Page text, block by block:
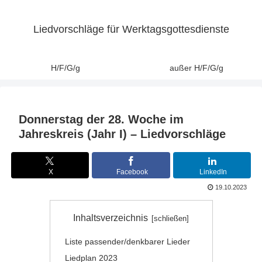
Liedvorschläge für Werktagsgottesdienste
H/F/G/g außer H/F/G/g
Donnerstag der 28. Woche im
Jahreskreis (Jahr I) – Liedvorschläge
X Facebook LinkedIn
19.10.2023
Inhaltsverzeichnis
Liste passender/denkbarer Lieder
Liedplan 2023